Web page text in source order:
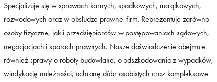
Specjalizuje się w sprawach karnych, spadkowych, majątkowych,
rozwodowych oraz w obsłudze prawnej firm. Reprezentuje zarówno
osoby fizyczne, jak i przedsiębiorców w postępowaniach sądowych,
negocjacjach i sporach prawnych. Nasze doświadczenie obejmuje
również sprawy o roboty budowlane, o odszkodowania z wypadków,
windykację należności, ochronę dóbr osobistych oraz kompleksowe